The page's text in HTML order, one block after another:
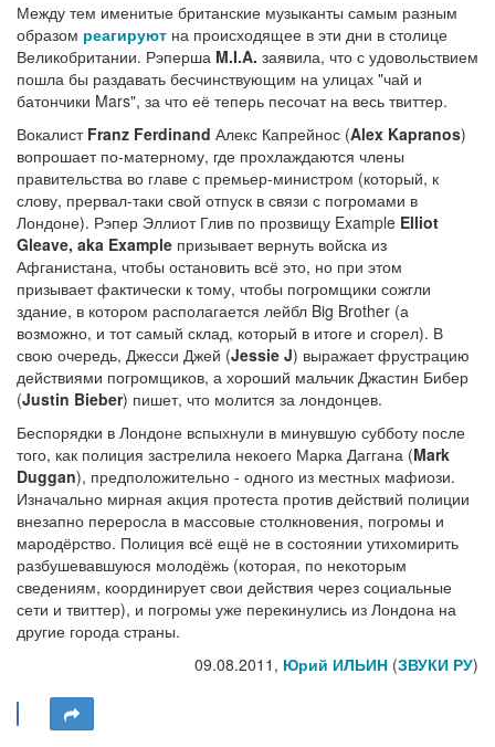
Между тем именитые британские музыканты самым разным
образом реагируют на происходящее в эти дни в столице
Великобритании. Рэперша M.I.A. заявила, что с удовольствием
пошла бы раздавать бесчинствующим на улицах "чай и
батончики Mars", за что её теперь песочат на весь твиттер.
Вокалист Franz Ferdinand Алекс Капрейнос (Alex Kapranos)
вопрошает по-матерному, где прохлаждаются члены
правительства во главе с премьер-министром (который, к
слову, прервал-таки свой отпуск в связи с погромами в
Лондоне). Рэпер Эллиот Глив по прозвищу Example Elliot
Gleave, aka Example призывает вернуть войска из
Афганистана, чтобы остановить всё это, но при этом
призывает фактически к тому, чтобы погромщики сожгли
здание, в котором располагается лейбл Big Brother (а
возможно, и тот самый склад, который в итоге и сгорел). В
свою очередь, Джесси Джей (Jessie J) выражает фрустрацию
действиями погромщиков, а хороший мальчик Джастин Бибер
(Justin Bieber) пишет, что молится за лондонцев.
Беспорядки в Лондоне вспыхнули в минувшую субботу после
того, как полиция застрелила некоего Марка Даггана (Mark
Duggan), предположительно - одного из местных мафиози.
Изначально мирная акция протеста против действий полиции
внезапно переросла в массовые столкновения, погромы и
мародёрство. Полиция всё ещё не в состоянии утихомирить
разбушевавшуюся молодёжь (которая, по некоторым
сведениям, координирует свои действия через социальные
сети и твиттер), и погромы уже перекинулись из Лондона на
другие города страны.
09.08.2011, Юрий ИЛЬИН (ЗВУКИ РУ)